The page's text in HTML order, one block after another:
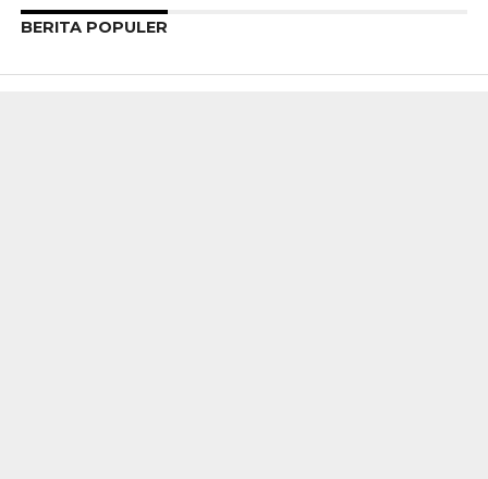
BERITA POPULER